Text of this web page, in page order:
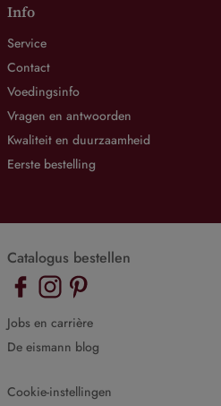
Info
Service
Contact
Voedingsinfo
Vragen en antwoorden
Kwaliteit en duurzaamheid
Eerste bestelling
Catalogus bestellen
Jobs en carrière
De eismann blog
Cookie-instellingen